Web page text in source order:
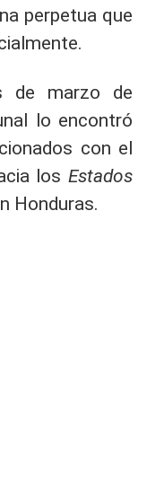
perpetua que
de marzo de
lo encontró
con el
los Estados
Honduras.